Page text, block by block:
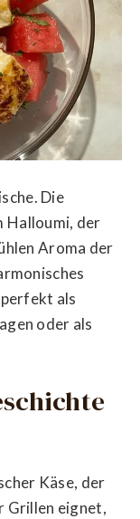
Die
Halloumi, der
Aroma der
als
oder als
Käse, der
Grillen eignet,